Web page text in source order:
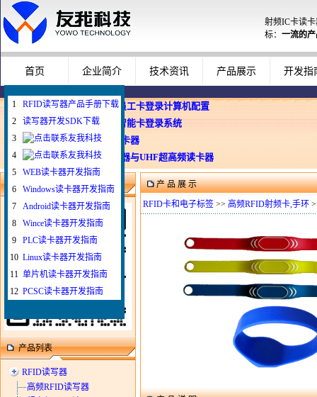
射频IC卡读
标： 一流的
首页 企业简介 技术资讯 产品展示 开发指
企业使用员工卡登录计算机配置
Windows智能卡登录系统
WEB与发卡器
WEB浏览器与UHF超高频读卡器
微信扫一扫联系我
产品列表
RFID读写器
高频RFID读写器
产 品 展 示
RFID卡和电子标签 >> 高频RFID射频卡,手环
1
RFID读写器产品手册下载
2
读写器开发SDK下载
3
4
5
WEB读卡器开发指南
6
Windows读卡器开发指南
7
Android读卡器开发指南
8
Wince读卡器开发指南
9
PLC读卡器开发指南
10 Linux读卡器开发指南
11 单片机读卡器开发指南
12 PCSC读卡器开发指南